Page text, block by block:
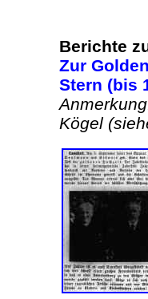
Berichte
Zur
Stern (bis
Kögel